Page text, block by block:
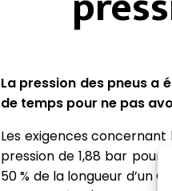
La pression des pneus a
de temps pour ne pas
Les exigences
pression de 1,88 bar pour
50 % de la longueur d’un